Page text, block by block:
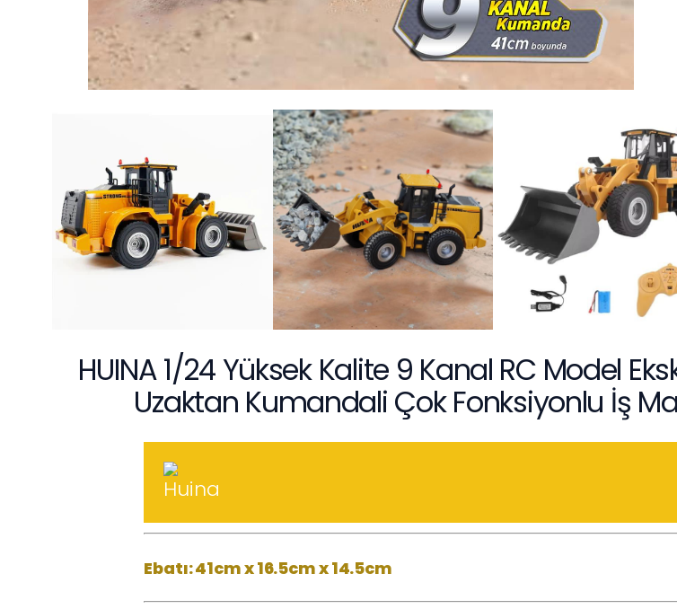
HUINA 1/24 Yüksek Kalite 9 Kanal RC Model
Uzaktan Kumandali Çok Fonksiyonlu İş
Ebatı: 41cm x 16.5cm x 14.5cm